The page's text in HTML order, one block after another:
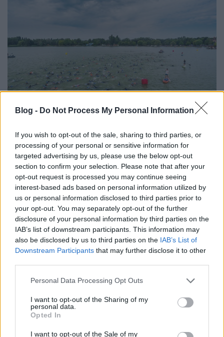
Blog - Do Not Process My Personal Information
If you wish to opt-out of the sale, sharing to third parties, or
processing of your personal or sensitive information for
targeted advertising by us, please use the below opt-out
section to confirm your selection. Please note that after your
opt-out request is processed you may continue seeing
interest-based ads based on personal information utilized by
us or personal information disclosed to third parties prior to
your opt-out. You may separately opt-out of the further
disclosure of your personal information by third parties on the
IAB’s list of downstream participants. This information may
also be disclosed by us to third parties on the IAB’s List of
Downstream Participants that may further disclose it to other
Please note that this website/app uses one or more Google
not limited to your visit or usage behaviour. You may click to
grant or deny consent to Google and its third-party tags to
use your data for below specified purposes in below Google
consent section.
Personal Data Processing Opt Outs
I want to opt-out of the Sharing of my
personal data.
Opted In
I want to opt-out of the Sale of my
Keszthelyi triatlon, 2016
azilinha•2016. június 09.
Végre megélhettünk egy olyan évet, amikor az UB-t
és a keszthelyi triatlont nem szervezik egymásra.
Nagyszerű, mindkettőn részt lehet venni! Ezek a ...